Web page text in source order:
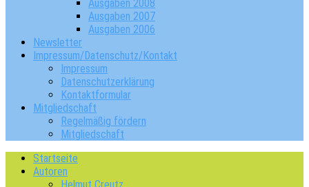
Ausgaben 2008
Ausgaben 2007
Ausgaben 2006
Newsletter
Impressum/Datenschutz/Kontakt
Impressum
Datenschutzerklärung
Kontaktformular
Mitgliedschaft
Regelmäßig fördern
Mitgliedschaft
Startseite
Autoren